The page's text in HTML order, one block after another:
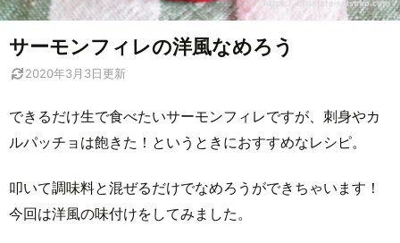
サーモンフィレの洋風なめろう
2020年3月3日更新
できるだけ生で食べたいサーモンフィレですが、刺身やカ
ルパッチョは飽きた！というときにおすすめなレシピ。
叩いて調味料と混ぜるだけでなめろうができちゃいます！
今回は洋風の味付けをしてみました。